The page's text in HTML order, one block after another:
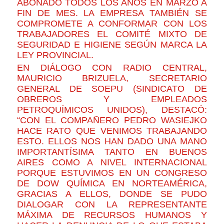
ABONADO TODOS LOS AÑOS EN MARZO A
FIN DE MES. LA EMPRESA TAMBIÉN SE
COMPROMETE A CONFORMAR CON LOS
TRABAJADORES EL COMITÉ MIXTO DE
SEGURIDAD E HIGIENE SEGÚN MARCA LA
LEY PROVINCIAL.
EN DIÁLOGO CON RADIO CENTRAL,
MAURICIO BRIZUELA, SECRETARIO
GENERAL DE SOEPU (SINDICATO DE
OBREROS Y EMPLEADOS
PETROQUÍMICOS UNIDOS), DESTACÓ:
“CON EL COMPAÑERO PEDRO WASIEJKO
HACE RATO QUE VENIMOS TRABAJANDO
ESTO. ELLOS NOS HAN DADO UNA MANO
IMPORTANTÍSIMA TANTO EN BUENOS
AIRES COMO A NIVEL INTERNACIONAL
PORQUE ESTUVIMOS EN UN CONGRESO
DE DOW QUÍMICA EN NORTEAMÉRICA,
GRACIAS A ELLOS, DONDE SE PUDO
DIALOGAR CON LA REPRESENTANTE
MÁXIMA DE RECURSOS HUMANOS Y